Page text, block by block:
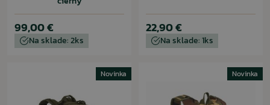
99,00 €
Na sklade: 2ks
22,90 €
Na sklade: 1ks
Novinka Novinka